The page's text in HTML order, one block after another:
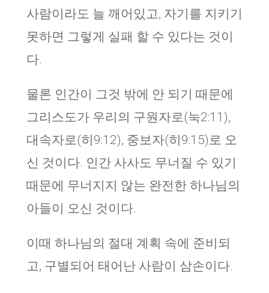
사람이라도 늘 깨어있고, 자기를 지키기
못하면 그렇게 실패 할 수 있다는 것이
다.
물론 인간이 그것 밖에 안 되기 때문에
그리스도가 우리의 구원자로(눅2:11),
대속자로(히9:12), 중보자(히9:15)로 오
신 것이다. 인간 사사도 무너질 수 있기
때문에 무너지지 않는 완전한 하나님의
아들이 오신 것이다.
이때 하나님의 절대 계획 속에 준비되
고, 구별되어 태어난 사람이 삼손이다.